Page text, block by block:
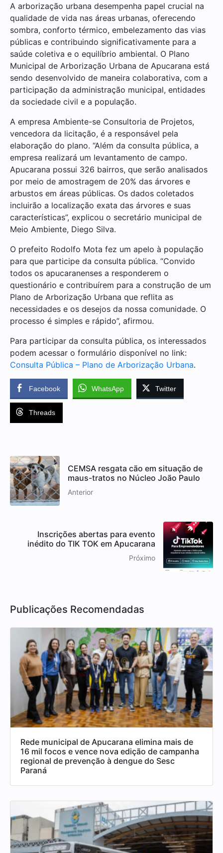
A arborização urbana desempenha papel crucial na
qualidade de vida nas áreas urbanas, oferecendo
sombra, conforto térmico, embelezamento das vias
públicas e contribuindo significativamente para a
saúde coletiva e o equilíbrio ambiental. O Plano
Municipal de Arborização Urbana de Apucarana está
sendo desenvolvido de maneira colaborativa, com a
participação da administração municipal, entidades
da sociedade civil e a população.
A empresa Ambiente-se Consultoria de Projetos,
vencedora da licitação, é a responsável pela
elaboração do plano. “Além da consulta pública, a
empresa realizará um levantamento de campo.
Apucarana possui 326 bairros, que serão analisados
por meio de amostragem de 20% das árvores e
arbustos em áreas públicas. Os dados coletados
incluirão a localização exata das árvores e suas
características”, explicou o secretário municipal de
Meio Ambiente, Diego Silva.
O prefeito Rodolfo Mota fez um apelo à população
para que participe da consulta pública. “Convido
todos os apucaranenses a responderem o
questionário e contribuírem para a construção de um
Plano de Arborização Urbana que reflita as
necessidades e os desejos da nossa comunidade. O
processo é simples e rápido”, afirmou.
Para participar da consulta pública, os interessados
podem acessar o formulário disponível no link:
Consulta Pública – Plano de Arborização Urbana.
Facebook WhatsApp Twitter
Threads
CEMSA resgata cão em situação de
maus-tratos no Núcleo João Paulo
Anterior
Inscrições abertas para evento
inédito do TIK TOK em Apucarana
Próximo
Publicações Recomendadas
Rede municipal de Apucarana elimina mais de
16 mil focos e vence nova edição de campanha
regional de prevenção à dengue do Sesc
Paraná